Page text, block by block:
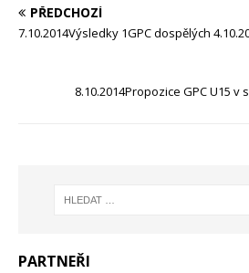
PŘEDCHOZÍ
7.10.2014Výsledky 1GPC dospělých
8.10.2014Propozice GPC U15 v
PARTNEŘI